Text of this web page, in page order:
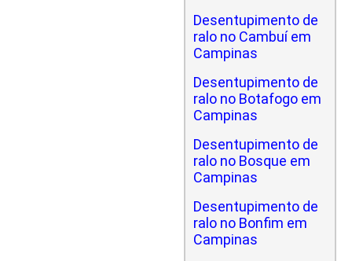
Desentupimento de
ralo no Cambuí em
Campinas
Desentupimento de
ralo no Botafogo em
Campinas
Desentupimento de
ralo no Bosque em
Campinas
Desentupimento de
ralo no Bonfim em
Campinas